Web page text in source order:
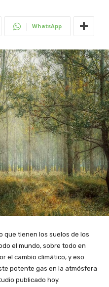
WhatsApp
que tienen los suelos de los
el mundo, sobre todo en
el cambio climático, y eso
potente gas en la atmósfera
publicado hoy.